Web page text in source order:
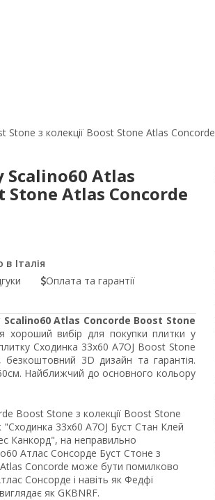
з колекції Boost Stone Atlas Concorde
Scalino60 Atlas
Stone Atlas Concorde
Оплата та гарантії
Atlas Concorde Boost Stone
хороший вибір для покупки плитки у
Сходинка 33x60 A7OJ Boost Stone
3D дизайн та гарантія.
Найближчий до основного кольору
Boost Stone з колекції Boost Stone
33x60 A7OJ Буст Стан Клей
Канкорд", на неправильно
Атлас Сонсорде Буст Стоне з
Atlas Concorde може бути помилково
Сонсорде і навіть як Федфі
як GKBNRF.